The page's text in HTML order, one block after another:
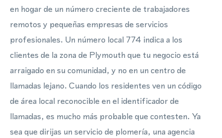
en hogar de un número creciente de trabajadores
remotos y pequeñas empresas de servicios
profesionales. Un número local 774 indica a los
clientes de la zona de Plymouth que tu negocio está
arraigado en su comunidad, y no en un centro de
llamadas lejano. Cuando los residentes ven un código
de área local reconocible en el identificador de
llamadas, es mucho más probable que contesten. Ya
sea que dirijas un servicio de plomería, una agencia